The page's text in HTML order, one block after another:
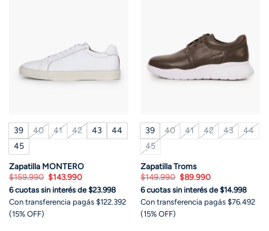
39 40 41 42 43
44
45
Zapatilla MONTERO
$159.990 El
precio
original
era:
$159.990.
$143.990El
precio
actual
es:
$143.990.
6 cuotas sin interés de $23.998
Con transferencia pagás $122.392
(15% OFF)
39 40 41 42 43
44
45
Zapatilla Troms
$149.990 El
precio
original
era:
$149.990.
$89.990El
precio
actual
es:
$89.990.
6 cuotas sin interés de $14.998
Con transferencia pagás $76.492
(15% OFF)